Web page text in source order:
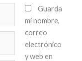
Guarda
mi nombre,
correo
electrónico
y web en